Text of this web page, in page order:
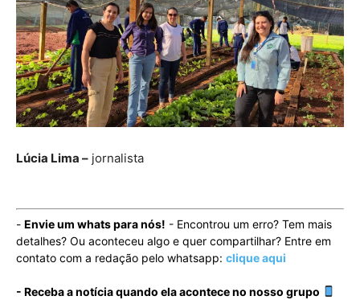
Lúcia Lima – jornalista
- Envie um whats para nós! - Encontrou um erro? Tem mais
detalhes? Ou aconteceu algo e quer compartilhar? Entre em
contato com a redação pelo whatsapp: clique aqui
- Receba a notícia quando ela acontece no nosso grupo